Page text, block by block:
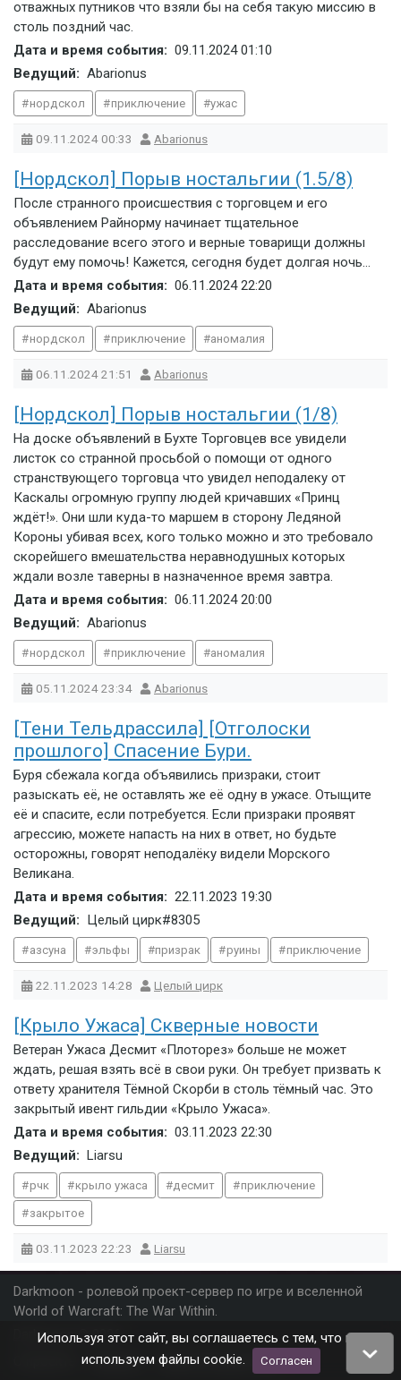
отважных путников что взяли бы на себя такую миссию в
столь поздний час.
Дата и время события: 09.11.2024 01:10
Ведущий: Abarionus
нордскол приключение ужас
09.11.2024 00:33 Abarionus
[Нордскол] Порыв ностальгии (1.5/8)
После странного происшествия с торговцем и его
объявлением Райнорму начинает тщательное
расследование всего этого и верные товарищи должны
будут ему помочь! Кажется, сегодня будет долгая ночь…
Дата и время события: 06.11.2024 22:20
Ведущий: Abarionus
нордскол приключение аномалия
06.11.2024 21:51 Abarionus
[Нордскол] Порыв ностальгии (1/8)
На доске объявлений в Бухте Торговцев все увидели
листок со странной просьбой о помощи от одного
странствующего торговца что увидел неподалеку от
Каскалы огромную группу людей кричавших «Принц
ждёт!». Они шли куда-то маршем в сторону Ледяной
Короны убивая всех, кого только можно и это требовало
скорейшего вмешательства неравнодушных которых
ждали возле таверны в назначенное время завтра.
Дата и время события: 06.11.2024 20:00
Ведущий: Abarionus
нордскол приключение аномалия
05.11.2024 23:34 Abarionus
[Тени Тельдрассила] [Отголоски
прошлого] Спасение Бури.
Буря сбежала когда объявились призраки, стоит
разыскать её, не оставлять же её одну в ужасе. Отыщите
её и спасите, если потребуется. Если призраки проявят
агрессию, можете напасть на них в ответ, но будьте
осторожны, говорят неподалёку видели Морского
Великана.
Дата и время события: 22.11.2023 19:30
Ведущий:
Целый цирк#8305
азсуна эльфы призрак руины приключение
22.11.2023 14:28 Целый цирк
[Крыло Ужаса] Скверные новости
Ветеран Ужаса Десмит «Плоторез» больше не может
ждать, решая взять всё в свои руки. Он требует призвать к
ответу хранителя Тёмной Скорби в столь тёмный час. Это
закрытый ивент гильдии «Крыло Ужаса».
Дата и время события: 03.11.2023 22:30
Ведущий:
Liarsu
рчк крыло ужаса десмит приключение
закрытое
03.11.2023 22:23 Liarsu
Darkmoon - ролевой проект-сервер по игре и вселенной
World of Warcraft: The War Within.
Darkmoon
© 2026
Правила Правообладателям
Используя этот сайт, вы соглашаетесь с тем, что мы
используем файлы cookie.
Согласен